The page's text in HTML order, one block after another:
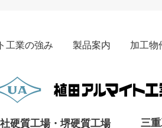
工業の強み 製品案内 加工物
硬質工場・堺硬質工場 三